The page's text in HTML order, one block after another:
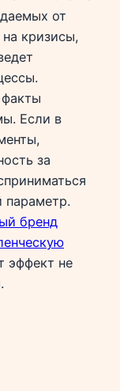
от
на кризисы,
Если в
за
параметр.
бренд
эффект не